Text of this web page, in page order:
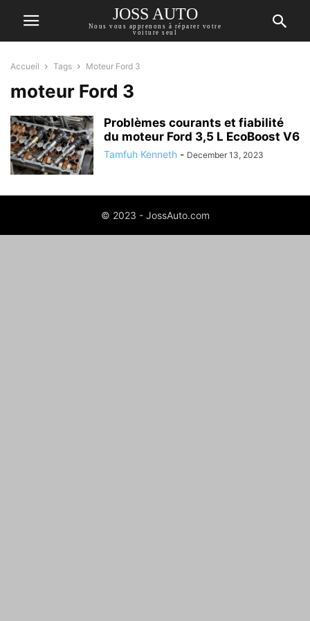
JOSS AUTO
Nous vous apprenons à réparer votre
voiture seul
Accueil Tags Moteur Ford 3
moteur Ford 3
Problèmes courants et fiabilité
du moteur Ford 3,5 L EcoBoost V6
Tamfuh Kenneth - December 13, 2023
© 2023 - JossAuto.com